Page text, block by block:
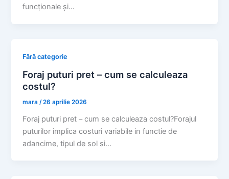
funcționale și…
Fără categorie
Foraj puturi pret – cum se calculeaza
costul?
mara /26 aprilie 2026
Foraj puturi pret – cum se calculeaza costul?Forajul
puturilor implica costuri variabile in functie de
adancime, tipul de sol si…